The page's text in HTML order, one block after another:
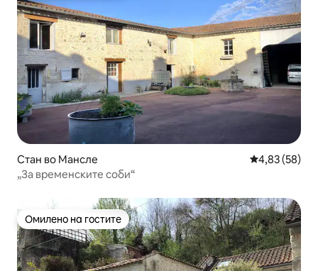
Стан во Мансле Просечна
4,83 (58)
„За временските соби“
Омилено на гостите
Омилено на гостите